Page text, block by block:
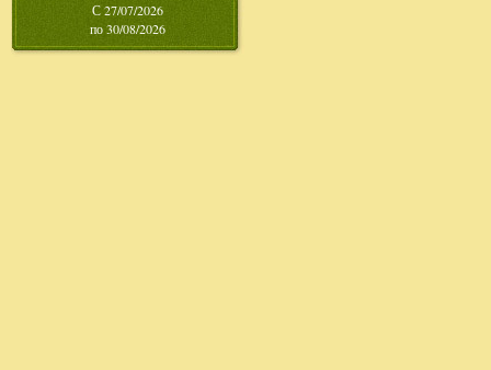
С 27/07/2026
по 30/08/2026